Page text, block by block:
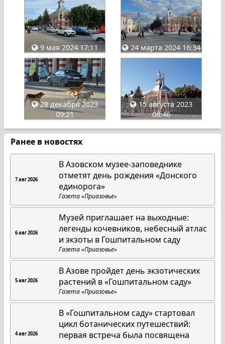
9 мая 2024 17:11 24 марта 2024 16:34
28 декабря 2023
09:21
15 августа 2023
08:46
Ранее в новостях
7 авг 2026
В Азовском музее-заповеднике
отметят день рождения «Донского
единорога»
Газета «Приазовье»
6 авг 2026
Музей приглашает на выходные:
легенды кочевников, небесный атлас
и экзоты в Гошпитальном саду
Газета «Приазовье»
5 авг 2026
В Азове пройдет день экзотических
растений в «Гошпитальном саду»
Газета «Приазовье»
4 авг 2026
В «Гошпитальном саду» стартовал
цикл ботанических путешествий:
первая встреча была посвящена